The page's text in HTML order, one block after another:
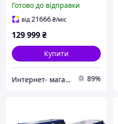
9-QJYJ30E-ZW
Готово до відправки
від21666₴/міс
129 999₴
Купити
Интернет- магазин "AKB-OK" 89%